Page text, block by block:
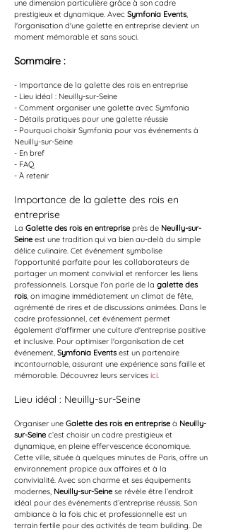
une dimension particulière grâce à son cadre
prestigieux et dynamique. Avec Symfonia Events,
l'organisation d'une galette en entreprise devient un
moment mémorable et sans souci.
Sommaire :
- Importance de la galette des rois en entreprise
- Lieu idéal : Neuilly-sur-Seine
- Comment organiser une galette avec Symfonia
- Détails pratiques pour une galette réussie
- Pourquoi choisir Symfonia pour vos événements à
Neuilly-sur-Seine
- En bref
- FAQ
- À retenir
Importance de la galette des rois en
entreprise
La Galette des rois en entreprise près de Neuilly-sur-
Seine est une tradition qui va bien au-delà du simple
délice culinaire. Cet événement symbolise
l'opportunité parfaite pour les collaborateurs de
partager un moment convivial et renforcer les liens
professionnels. Lorsque l'on parle de la galette des
rois, on imagine immédiatement un climat de fête,
agrémenté de rires et de discussions animées. Dans le
cadre professionnel, cet événement permet
également d'affirmer une culture d'entreprise positive
et inclusive. Pour optimiser l'organisation de cet
événement, Symfonia Events est un partenaire
incontournable, assurant une expérience sans faille et
mémorable. Découvrez leurs services ici.
Lieu idéal : Neuilly-sur-Seine
Organiser une Galette des rois en entreprise à Neuilly-
sur-Seine c’est choisir un cadre prestigieux et
dynamique, en pleine effervescence économique.
Cette ville, située à quelques minutes de Paris, offre un
environnement propice aux affaires et à la
convivialité. Avec son charme et ses équipements
modernes, Neuilly-sur-Seine se révèle être l’endroit
idéal pour des événements d’entreprise réussis. Son
ambiance à la fois chic et professionnelle est un
terrain fertile pour des activités de team building. De